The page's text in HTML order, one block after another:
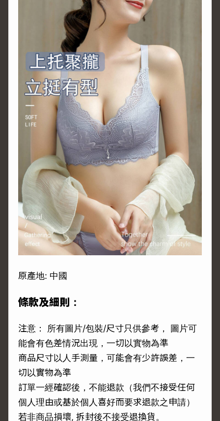
原產地: 中國
條款及細則：
注意： 所有圖片/包裝/尺寸只供參考， 圖片可
能會有色差情況出現，一切以實物為準
商品尺寸以人手測量，可能會有少許誤差，一
切以實物為準
訂單一經確認後，不能退款（我們不接受任何
個人理由或基於個人喜好而要求退款之申請）
若非商品損壞, 拆封後不接受退換貨。